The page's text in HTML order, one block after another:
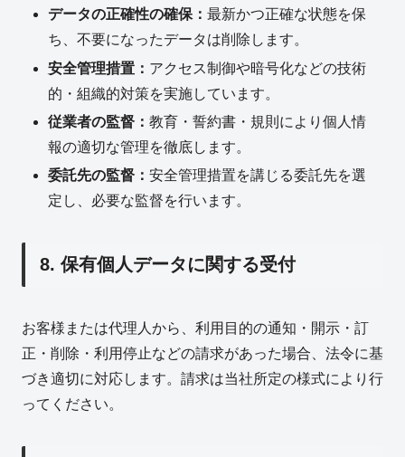
データの正確性の確保：最新かつ正確な状態を保
ち、不要になったデータは削除します。
安全管理措置： アクセス制御や暗号化などの技術
的・組織的対策を実施しています。
従業者の監督：教育・誓約書・規則により個人情
報の適切な管理を徹底します。
委託先の監督：安全管理措置を講じる委託先を選
定し、必要な監督を行います。
8. 保有個人データに関する受付
お客様または代理人から、利用目的の通知・開示・訂
正・削除・利用停止などの請求があった場合、法令に基
づき適切に対応します。請求は当社所定の様式により行
ってください。